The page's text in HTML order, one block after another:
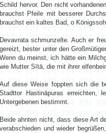
Schild hervor. Den nicht
brauchst Pfeile mit besserer
brauchst ein kaltes Bad, o
Devavrata schmunzelte. Auch er
gereizt, bester unter den
Wenn du meinst, ich hätte ein
wie Mutter Sītā, die mit ihrer
Auf diese Weise foppten sich die
Stadttor Hastināpuras erreichten,
Untergebenen bestimmt.
Beide ahnten nicht, dass diese Art
verabschieden und wieder